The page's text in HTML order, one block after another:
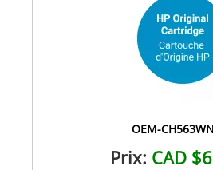
OEM-CH563WN
Prix: CAD